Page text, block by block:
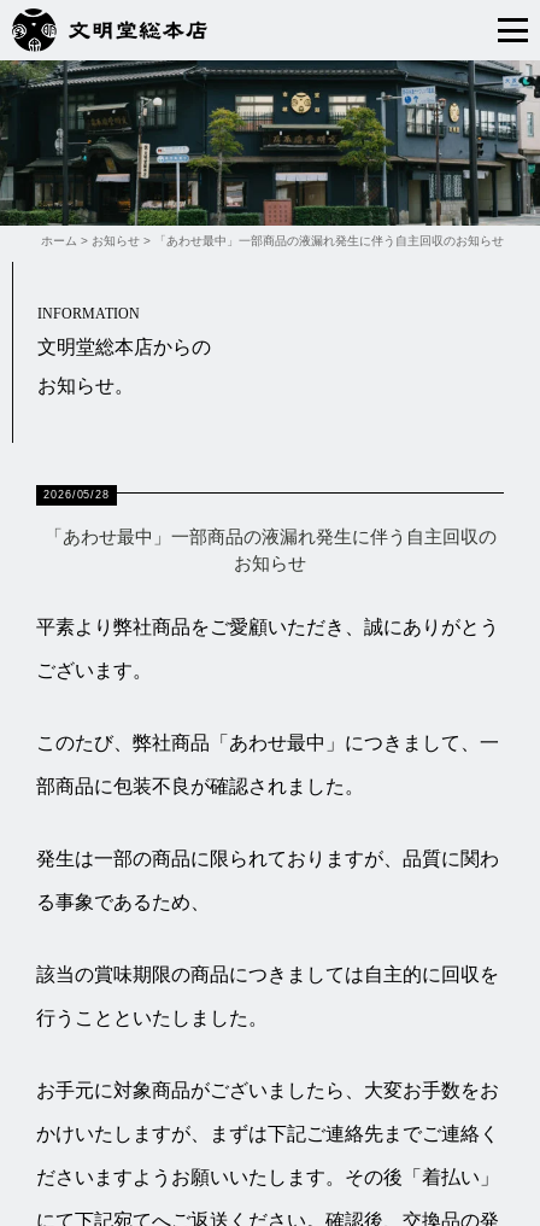
ホーム > お知らせ > 「あわせ最中」一部商品の液漏れ発生に伴う自主回収のお知らせ
INFORMATION
文明堂総本店からの
お知らせ。
2026/05/28
「あわせ最中」一部商品の液漏れ発生に伴う自主回収の
お知らせ
平素より弊社商品をご愛顧いただき、誠にありがとう
ございます。
このたび、弊社商品「あわせ最中」につきまして、一
部商品に包装不良が確認されました。
発生は一部の商品に限られておりますが、品質に関わ
る事象であるため、
該当の賞味期限の商品につきましては自主的に回収を
行うことといたしました。
お手元に対象商品がございましたら、大変お手数をお
かけいたしますが、まずは下記ご連絡先までご連絡く
ださいますようお願いいたします。その後「着払い」
にて下記宛てへご返送ください。確認後、交換品の発